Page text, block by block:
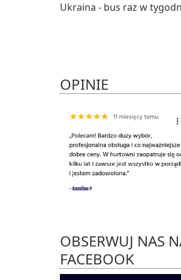
Ukraina - bus raz w
OPINIE
OBSERWUJ NAS
FACEBOOK